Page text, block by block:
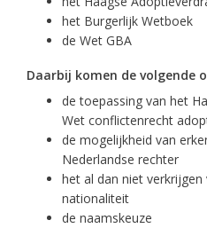
het Burgerlijk Wetboek
de Wet GBA
Daarbij komen de volgende
de toepassing van het
Wet conflictenrecht
de mogelijkheid van
Nederlandse rechter
het al dan niet verkrijgen
nationaliteit
de naamskeuze